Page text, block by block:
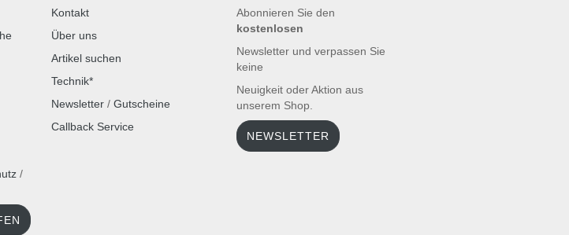
/
Kontakt
Über uns
Artikel suchen
Technik*
Newsletter / Gutscheine
Callback Service
Abonnieren Sie den
kostenlosen
Newsletter und verpassen Sie
keine
Neuigkeit oder Aktion aus
unserem Shop.
NEWSLETTER